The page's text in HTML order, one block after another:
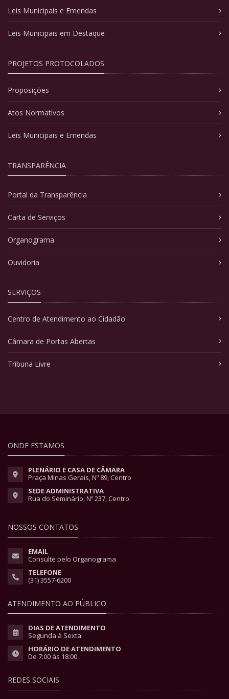
Leis Municipais e Emendas
Leis Municipais em Destaque
PROJETOS PROTOCOLADOS
Proposições
Atos Normativos
Leis Municipais e Emendas
TRANSPARÊNCIA
Portal da Transparência
Carta de Serviços
Organograma
Ouvidoria
SERVIÇOS
Centro de Atendimento ao Cidadão
Câmara de Portas Abertas
Tribuna Livre
ONDE ESTAMOS
PLENÁRIO E CASA DE CÂMARA
Praça Minas Gerais, Nº 89, Centro
SEDE ADMINISTRATIVA
Rua do Seminário, Nº 237, Centro
NOSSOS CONTATOS
EMAIL
Consulte pelo Organograma
TELEFONE
(31) 3557-6200
ATENDIMENTO AO PÚBLICO
DIAS DE ATENDIMENTO
Segunda à Sexta
HORÁRIO DE ATENDIMENTO
De 7:00 às 18:00
REDES SOCIAIS